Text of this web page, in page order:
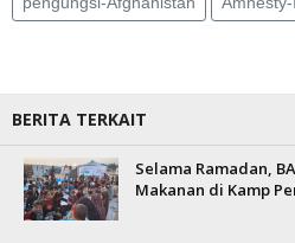
BERITA TERKAIT
Selama Ramadan,
Makanan di Kamp